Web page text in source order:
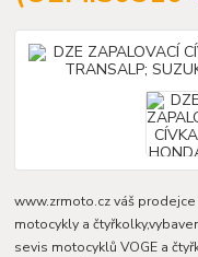
www.zrmoto.cz váš
motocykly a
sevis motocyklů VOGE a